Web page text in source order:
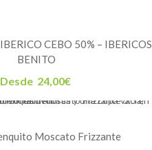
CEBO 50% – IBERICOS
BENITO
Desde 24,00€
Moscato Frizzante